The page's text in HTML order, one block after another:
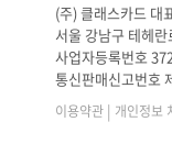
(주) 클래스카드 대
서울 강남구 테헤
사업자등록번호
통신판매신고번호
이용약관 | 개인정보